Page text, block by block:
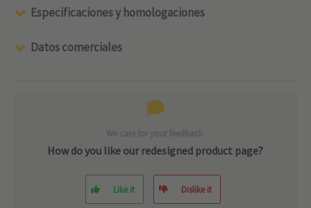
Especificaciones y homologaciones
Datos comerciales
How do you like our redesigned product page?
Like it Dislike it